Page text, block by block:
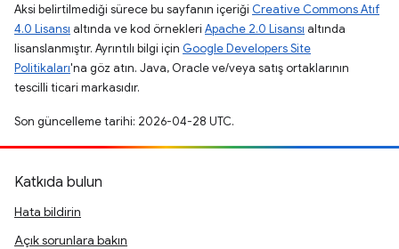
Aksi belirtilmediği sürece bu sayfanın içeriği Creative Commons Atıf
4.0 Lisansı altında ve kod örnekleri Apache 2.0 Lisansı altında
lisanslanmıştır. Ayrıntılı bilgi için Google Developers Site
Politikaları'na göz atın. Java, Oracle ve/veya satış ortaklarının
tescilli ticari markasıdır.
Son güncelleme tarihi: 2026-04-28 UTC.
Katkıda bulun
Hata bildirin
Açık sorunlara bakın